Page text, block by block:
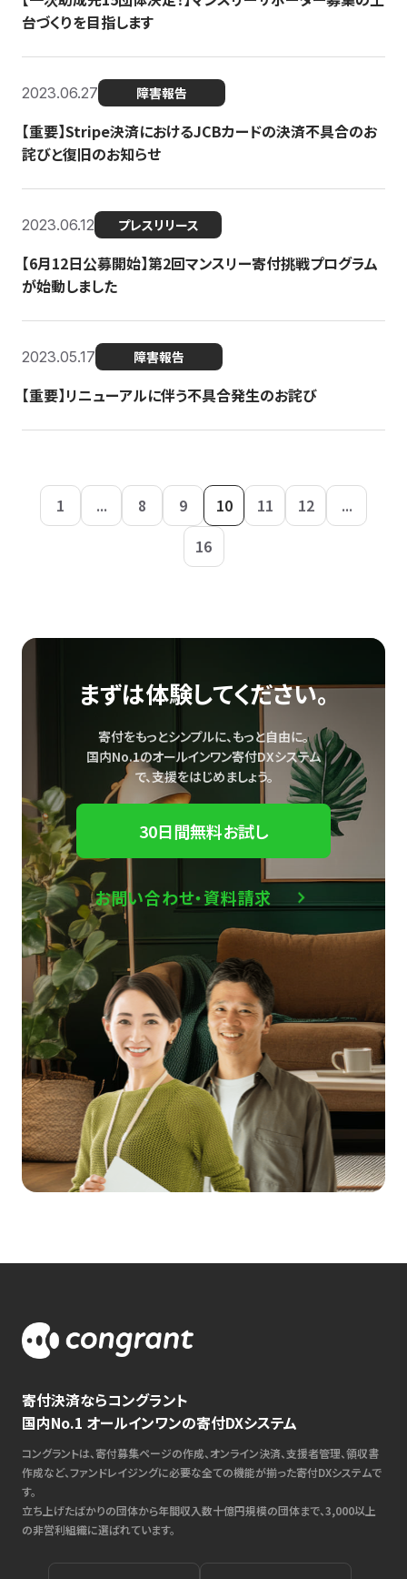
台づくりを目指します
2023.06.27 障害報告
【重要】Stripe決済におけるJCBカードの決済不具合のお
詫びと復旧のお知らせ
2023.06.12 プレスリリース
【6月12日公募開始】第2回マンスリー寄付挑戦プログラム
が始動しました
2023.05.17 障害報告
【重要】リニューアルに伴う不具合発生のお詫び
1 ... 8 9 10 11 12
...
16
まずは体験してください。
寄付をもっとシンプルに、もっと自由に。
国内No.1のオールインワン寄付DXシステム
で、支援をはじめましょう。
30日間無料お試し
お問い合わせ・資料請求
寄付決済ならコングラント
国内No.1 オールインワンの寄付DXシステム
コングラントは、寄付募集ページの作成、オンライン決済、支援者管理、領収書
作成など、ファンドレイジングに必要な全ての機能が揃った寄付DXシステムで
す。
立ち上げたばかりの団体から年間収入数十億円規模の団体まで、3,000以上
の非営利組織に選ばれています。